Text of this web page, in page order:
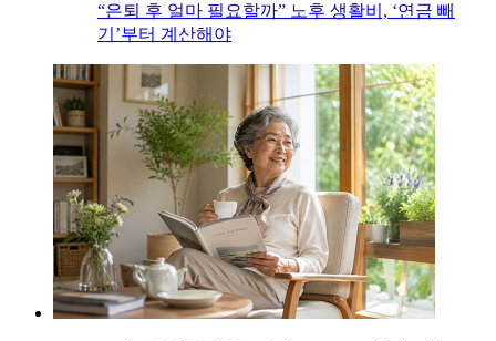
“은퇴 후 얼마 필요할까” 노후 생활비, ‘연금 빼
기’부터 계산해야